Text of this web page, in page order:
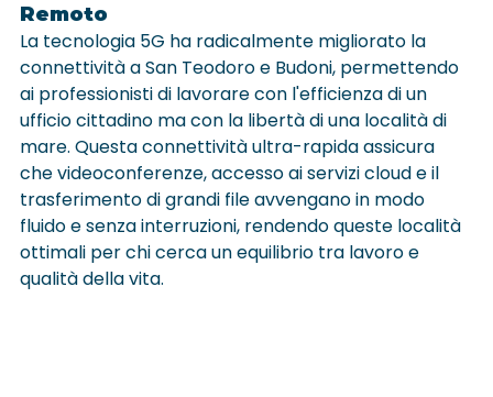
Remoto
La tecnologia 5G ha radicalmente migliorato la
connettività a San Teodoro e Budoni, permettendo
ai professionisti di lavorare con l'efficienza di un
ufficio cittadino ma con la libertà di una località di
mare. Questa connettività ultra-rapida assicura
che videoconferenze, accesso ai servizi cloud e il
trasferimento di grandi file avvengano in modo
fluido e senza interruzioni, rendendo queste località
ottimali per chi cerca un equilibrio tra lavoro e
qualità della vita.